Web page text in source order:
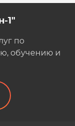
1"
по
обучению и